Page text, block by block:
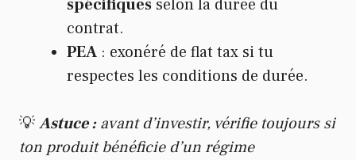
spécifiques selon la durée du
contrat.
PEA : exonéré de flat tax si tu
respectes les conditions de durée.
💡Astuce :avant d’investir, vérifie toujours si
ton produit bénéficie d’un régime